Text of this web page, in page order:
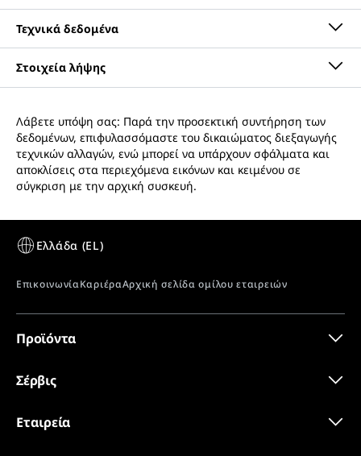
Ομάδα προϊόντος Ψυγείο-μπαούλο
GTIN 9550000028579
Αριθμός διακίνησης
Ταξινόμηση —
δεδομένα 3D
Λάβετε υπόψη σας: Παρά την προσεκτική συντήρηση των
δεδομένων, επιφυλασσόμαστε του δικαιώματος διεξαγωγής
τεχνικών αλλαγών, ενώ μπορεί να υπάρχουν σφάλματα και
αποκλίσεις στα περιεχόμενα εικόνων και κειμένου σε
σύγκριση με την αρχική συσκευή.
Προϊόντα
Σέρβις
Εταιρεία